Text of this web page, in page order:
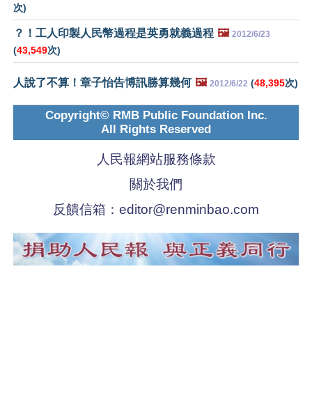
次)
？！工人印製人民幣過程是英勇就義過程 🖼️ 2012/6/23
(43,549次)
人說了不算！章子怡告博訊勝算幾何 🖼️ 2012/6/22 (48,395次)
Copyright© RMB Public Foundation Inc.
All Rights Reserved
人民報網站服務條款
關於我們
反饋信箱： editor@renminbao.com